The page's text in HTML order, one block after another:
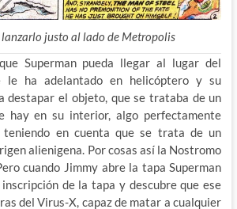
lanzarlo justo al lado de Metropolis
Superman pueda llegar al lugar del
le ha adelantado en helicóptero y su
destapar el objeto, que se trataba de un
hay en su interior, algo perfectamente
teniendo en cuenta que se trata de un
alienigena. Por cosas así la Nostromo
cuando Jimmy abre la tapa Superman
de la tapa y descubre que ese
del Virus-X, capaz de matar a cualquier